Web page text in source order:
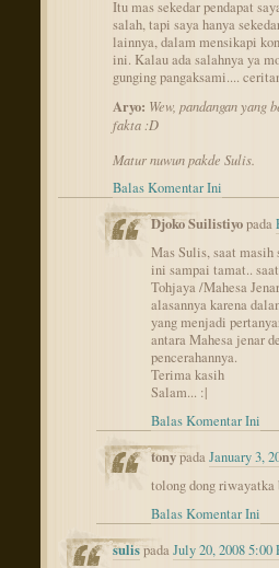
Itu mas sekedar pendapat
salah, tapi saya hanya
lainnya, dalam mensikapi
ini. Kalau ada salahnya ya
gunging pangaksami....
Aryo: Wew, pandangan
fakta :D
Matur nuwun pakde Sulis.
Balas Komentar Ini
Djoko Suilistiyopada
Mas Sulis, saat masih
ini sampai tamat..
Tohjaya /Mahesa
alasannya karena
yang menjadi
antara Mahesa jenar
pencerahannya.
Terima kasih
Salam... :|
Balas Komentar Ini
tonypadaJanuary 3,
tolong dong
Balas Komentar Ini
sulispadaJuly 20, 2008 5:00